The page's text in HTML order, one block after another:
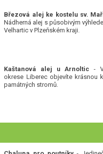
Nádherná alej s působivým
Velhartic v Plzeňském kraji.
Kaštanová alej u Arnoltic -
okrese Liberec objevíte krásnou
památných stromů.